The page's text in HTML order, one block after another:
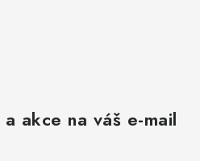
akce na váš e-mail